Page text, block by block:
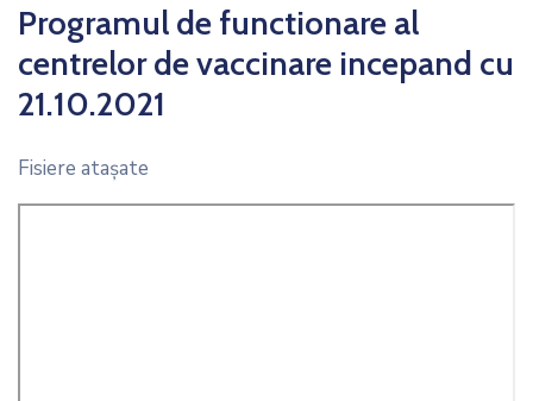
Programul de functionare al
centrelor de vaccinare incepand cu
21.10.2021
Fisiere ataşate